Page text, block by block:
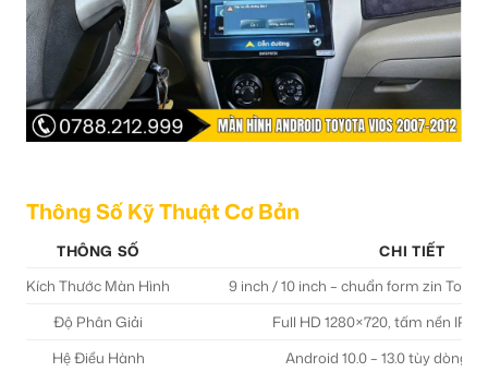
Thông Số Kỹ Thuật Cơ Bản
THÔNG SỐ
CHI TIẾT
Kích Thước Màn Hình
9 inch / 10 inch – chuẩn form zin
Độ Phân Giải
Full HD 1280×720, tấm nền IPS
Hệ Điều Hành
Android 10.0 – 13.0 tùy dòng